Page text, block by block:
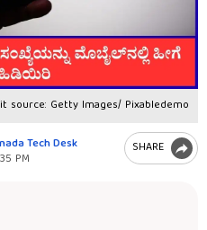
source: Getty Images/ Pixabledemo
Tech Desk
PM
SHARE